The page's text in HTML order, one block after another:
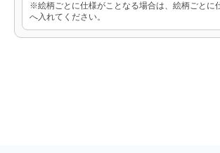
※絵柄ごとに仕様がことなる場合は、絵柄ごとに
へ入れてください。